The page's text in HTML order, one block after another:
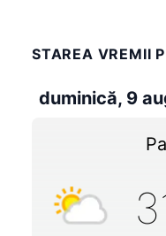
STAREA VREMII
duminică, 9